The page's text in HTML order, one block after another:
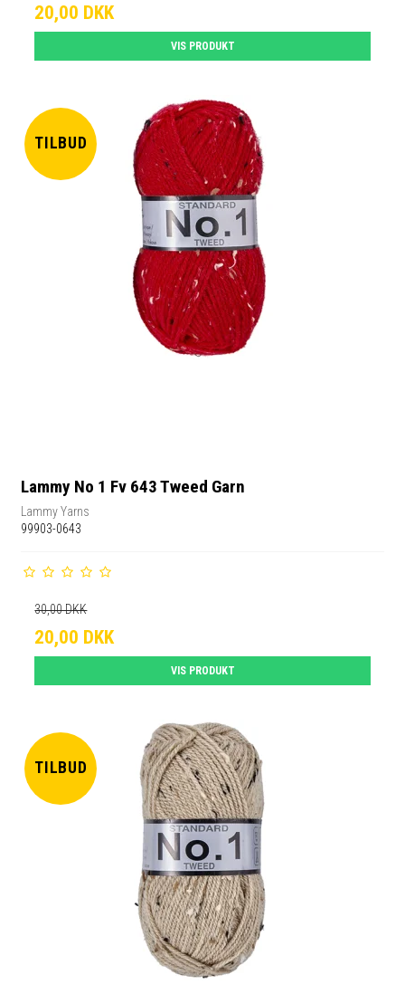
20,00 DKK
VIS PRODUKT
TILBUD
Lammy No 1 Fv 643 Tweed Garn
Lammy Yarns
99903-0643
30,00 DKK
20,00 DKK
VIS PRODUKT
TILBUD